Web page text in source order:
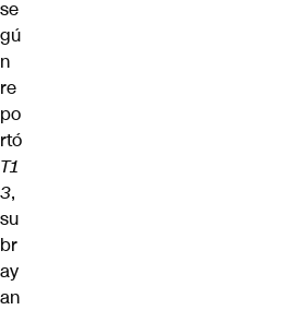
se
gú
n
re
po
rtó
T1
3,
su
br
ay
an